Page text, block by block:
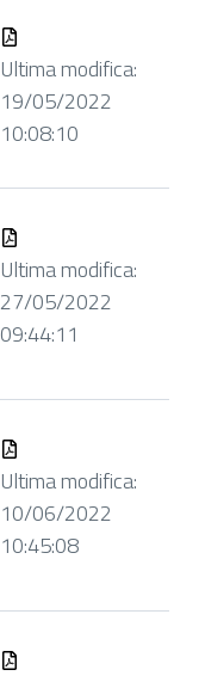
Ultima modifica:
19/05/2022
10:08:10
Ultima modifica:
27/05/2022
09:44:11
Ultima modifica:
10/06/2022
10:45:08